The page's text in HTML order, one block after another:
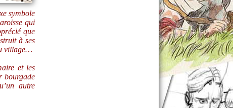
symbole
qui
que
à ses
village…
et les
bourgade
autre